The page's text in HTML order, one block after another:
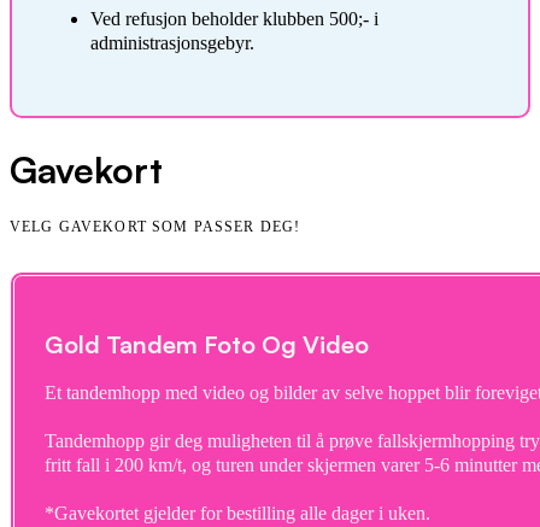
Ved refusjon beholder klubben 500;- i
administrasjonsgebyr.
Gavekort
VELG GAVEKORT SOM PASSER DEG!
Gold Tandem Foto Og Video
Et tandemhopp med video og bilder av selve hoppet blir
Tandemhopp gir deg muligheten til å prøve fallskjermhopping
fritt fall i 200 km/t, og turen under skjermen varer 5-6 minutter
*Gavekortet gjelder for bestilling alle dager i uken.